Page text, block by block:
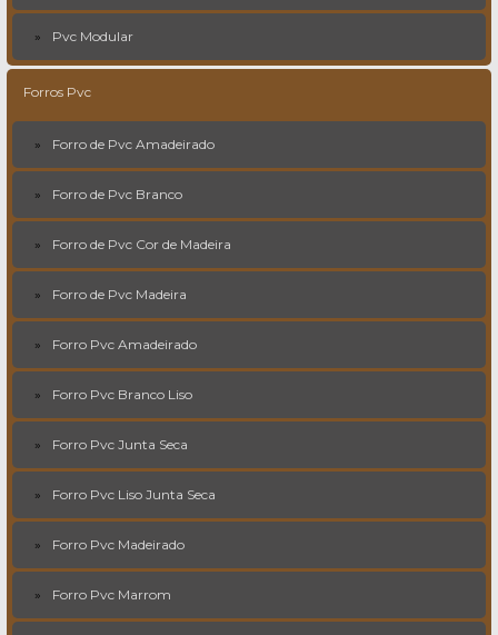
Pvc Modular
Forros Pvc
Forro de Pvc Amadeirado
Forro de Pvc Branco
Forro de Pvc Cor de Madeira
Forro de Pvc Madeira
Forro Pvc Amadeirado
Forro Pvc Branco Liso
Forro Pvc Junta Seca
Forro Pvc Liso Junta Seca
Forro Pvc Madeirado
Forro Pvc Marrom